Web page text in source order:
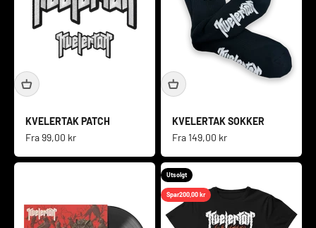
KVELERTAK PATCH
Salgspris
Fra99,00 kr
KVELERTAK SOKKER
Salgspris
Fra149,00 kr
Utsolgt
Spar200,00 kr